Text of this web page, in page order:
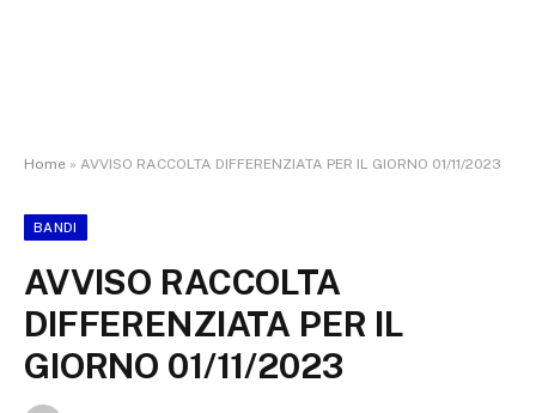
Home » AVVISO RACCOLTA DIFFERENZIATA PER IL GIORNO 01/11/2023
BANDI
AVVISO RACCOLTA
DIFFERENZIATA PER IL
GIORNO 01/11/2023